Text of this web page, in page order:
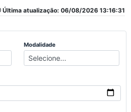
Última atualização: 06/08/2026 13:16:31
Modalidade